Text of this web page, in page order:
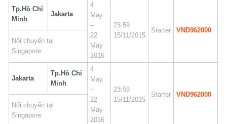
Tp.Hồ Chí
Minh
Jakarta
4
May
–
22
May
2016
23:59
15/11/2015
Starter
VND962000
Nối chuyến tại
Singapore
Jakarta
Tp.Hồ Chí
Minh
4
May
–
22
May
2016
23:59
15/11/2015
Starter
VND962000
Nối chuyến tại
Singapore